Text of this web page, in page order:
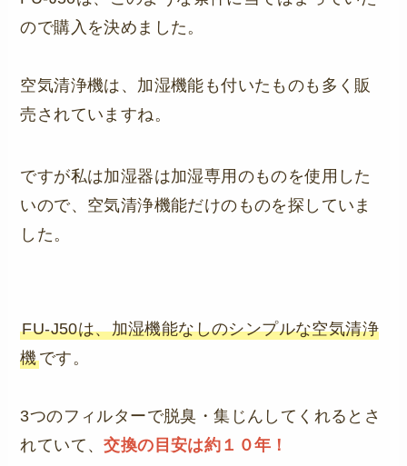
ので購入を決めました。
空気清浄機は、加湿機能も付いたものも多く販
売されていますね。
ですが私は加湿器は加湿専用のものを使用した
いので、空気清浄機能だけのものを探していま
した。
FU-J50は、加湿機能なしのシンプルな空気清浄
機です。
3つのフィルターで脱臭・集じんしてくれるとさ
れていて、交換の目安は約１０年！